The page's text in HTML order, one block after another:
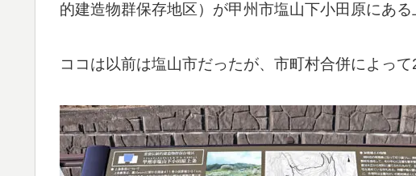
的建造物群保存地区）が甲州市塩山下小田原にある
ココは以前は塩山市だったが、市町村合併によっ